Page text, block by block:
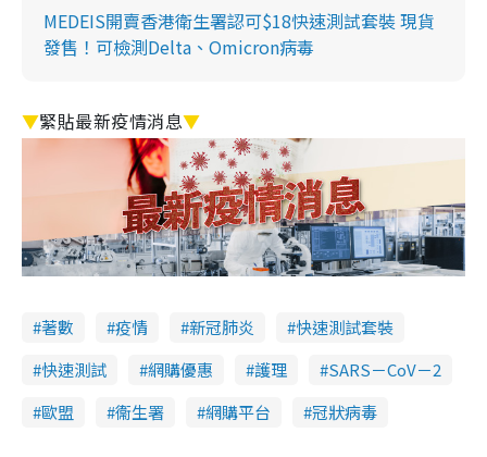
MEDEIS開賣香港衛生署認可$18快速測試套裝 現貨
發售！可檢測Delta、Omicron病毒
▼緊貼最新疫情消息▼
著數 疫情 新冠肺炎
快速測試套裝
快速測試
網購優惠 護理
SARS－CoV－2
歐盟
衞生署 網購平台 冠狀病毒